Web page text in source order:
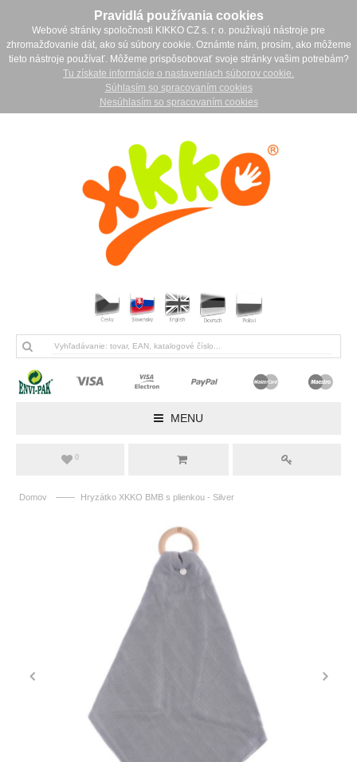
Pravidlá používania cookies
Webové stránky spoločnosti KIKKO CZ s. r. o. používajú nástroje pre
zhromažďovanie dát, ako sú súbory cookie. Oznámte nám, prosím, ako môžeme
tieto nástroje používať. Môžeme prispôsobovať svoje stránky vašim potrebám?
Tu získate informácie o nastaveniach súborov cookie.
Súhlasím so spracovaním cookies
Nesúhlasím so spracovaním cookies
MENU
0
Domov —— Hryzátko XKKO BMB s plienkou - Silver